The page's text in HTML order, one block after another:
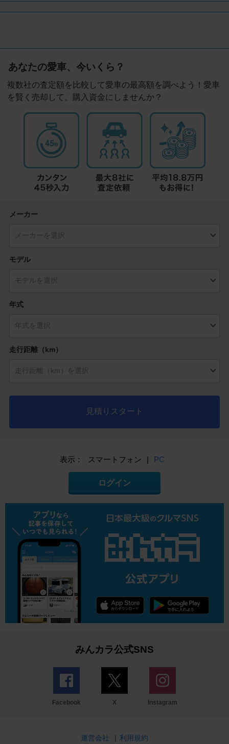
あなたの愛車、今いくら？
複数社の査定額を比較して愛車の最高額を調べよう！愛車
を賢く売却して、購入資金にしませんか？
メーカー
モデル
年式
走行距離（km）
見積りスタート
表示： スマートフォン | PC
ログイン
みんカラ公式SNS
Facebook X Instagram
運営会社 | 利用規約